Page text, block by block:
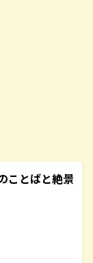
ことばと絶景